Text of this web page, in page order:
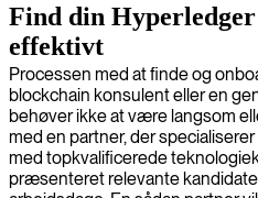
Find din
effektivt
Processen med at finde og
blockchain konsulent eller en
behøver ikke at være langsom
med en partner, der
med topkvalificerede
præsenteret relevante